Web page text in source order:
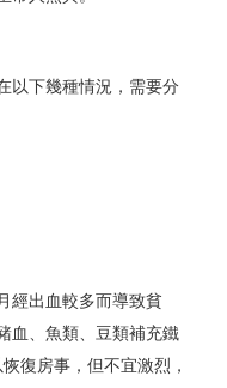
以下幾種情況，需要分
經出血較多而導致貧
血、魚類、豆類補充鐵
復房事，但不宜激烈，